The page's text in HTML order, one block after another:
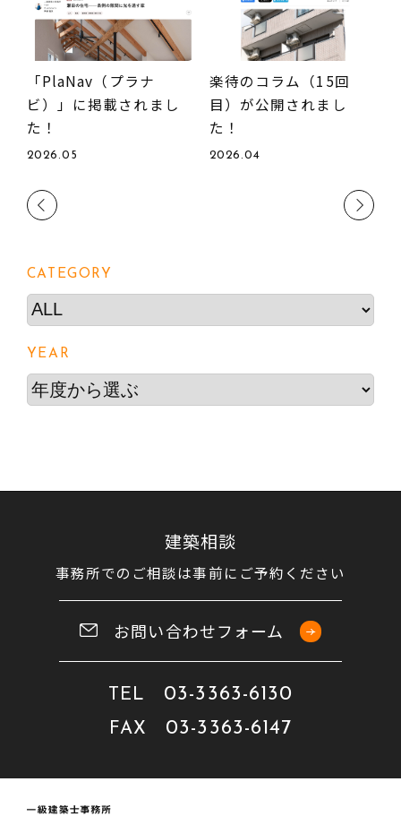
「PlaNav（プラナ
ビ）」に掲載されまし
た！
2026.05
楽待のコラム（15回
目）が公開されまし
た！
2026.04
CATEGORY
YEAR
建築相談
事務所でのご相談は事前にご予約ください
お問い合わせフォーム
TEL 03-3363-6130
FAX 03-3363-6147